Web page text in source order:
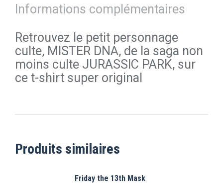
Informations complémentaires
Retrouvez le petit personnage
culte, MISTER DNA, de la saga non
moins culte JURASSIC PARK, sur
ce t-shirt super original
Produits similaires
Friday the 13th Mask